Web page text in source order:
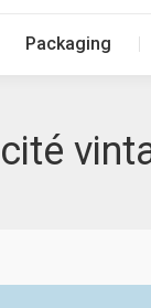
Packaging